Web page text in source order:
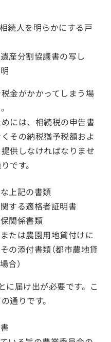
続人を明らかにする戸
産分割協議書の写し
金がかかってしまう場
には、相続税の申告書
その納税猶予税額およ
供しなければなりませ
です。
上記の書類
する適格者証明書
関係書類
たは農園用地貸付けに
の添付書類（都市農地貸
合）
に届け出が必要です。こ
通りです。